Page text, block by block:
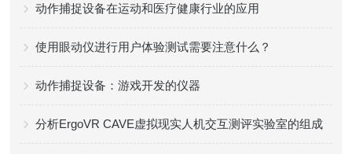
动作捕捉设备在运动和医疗健康行业的应用
使用眼动仪进行用户体验测试需要注意什么？
动作捕捉设备：游戏开发的仪器
分析ErgoVR CAVE虚拟现实人机交互测评实验室的组成